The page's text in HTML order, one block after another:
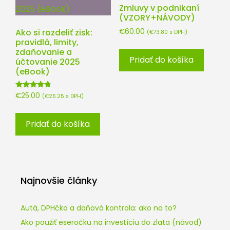
Ako si rozdeliť zisk:
pravidlá, limity,
zdaňovanie a
účtovanie 2025
(eBook)
Hodnotenie
€25.00 (€26.25 s DPH)
Pridať do košíka
Zmluvy v podnikaní
(VZORY+NÁVODY)
€60.00 (€73.80 s DPH)
Pridať do košíka
Najnovšie články
Autá, DPHčka a daňová kontrola: ako na to?
Ako použiť eseročku na investíciu do zlata (návod)